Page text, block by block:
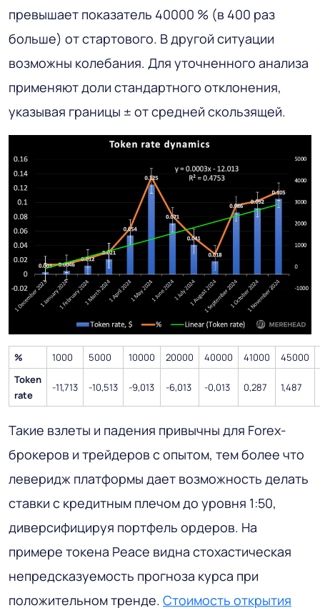
превышает показатель 40000 % (в 400 раз
больше) от стартового. В другой ситуации
возможны колебания. Для уточненного анализа
применяют доли стандартного отклонения,
указывая границы ± от средней скользящей.
% 1000 5000 10000 20000 40000 41000
45000
Token
rate
-11,713 -10,513 -9,013 -6,013 -0,013 0,287 1,487
Такие взлеты и падения привычны для Forex-
брокеров и трейдеров с опытом, тем более что
леверидж платформы дает возможность делать
ставки с кредитным плечом до уровня 1:50,
диверсифицируя портфель ордеров. На
примере токена Peace видна стохастическая
непредсказуемость прогноза курса при
положительном тренде. Стоимость открытия